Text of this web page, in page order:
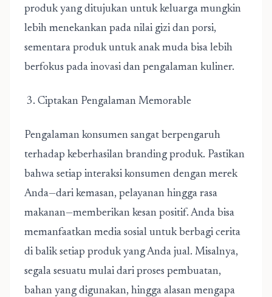
produk yang ditujukan untuk keluarga mungkin
lebih menekankan pada nilai gizi dan porsi,
sementara produk untuk anak muda bisa lebih
berfokus pada inovasi dan pengalaman kuliner.
3. Ciptakan Pengalaman Memorable
Pengalaman konsumen sangat berpengaruh
terhadap keberhasilan branding produk. Pastikan
bahwa setiap interaksi konsumen dengan merek
Anda—dari kemasan, pelayanan hingga rasa
makanan—memberikan kesan positif. Anda bisa
memanfaatkan media sosial untuk berbagi cerita
di balik setiap produk yang Anda jual. Misalnya,
segala sesuatu mulai dari proses pembuatan,
bahan yang digunakan, hingga alasan mengapa